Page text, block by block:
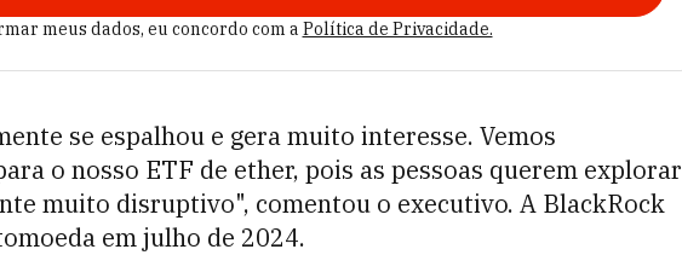
meus dados, eu concordo com a Política de Privacidade.
se espalhou e gera muito interesse. Vemos
o nosso ETF de ether, pois as pessoas querem explorar
muito disruptivo", comentou o executivo. A BlackRock
em julho de 2024.